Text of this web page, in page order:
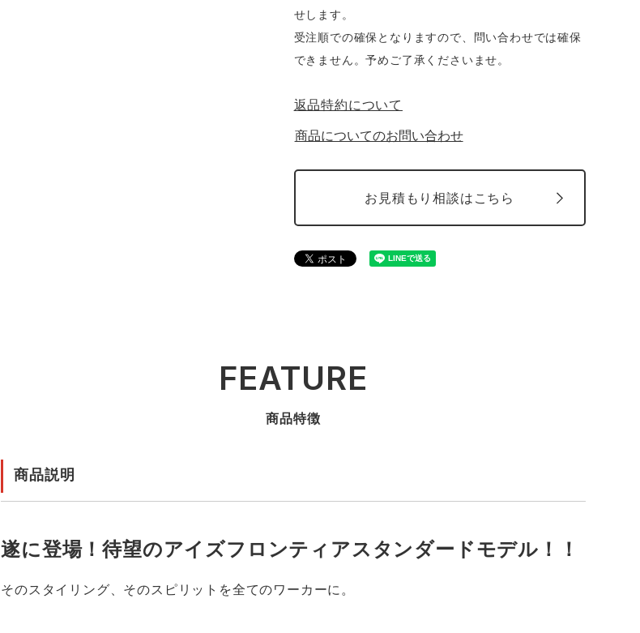
せします。
受注順での確保となりますので、問い合わせでは確保
できません。予めご了承くださいませ。
返品特約について
商品についてのお問い合わせ
お見積もり相談はこちら
FEATURE
商品特徴
商品説明
遂に登場！待望のアイズフロンティアスタンダードモデル！！
そのスタイリング、そのスピリットを全てのワーカーに。